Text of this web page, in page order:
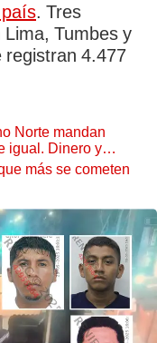
. Tres
Tumbes y
registran 4.477
Norte mandan
igual. Dinero y
más se cometen